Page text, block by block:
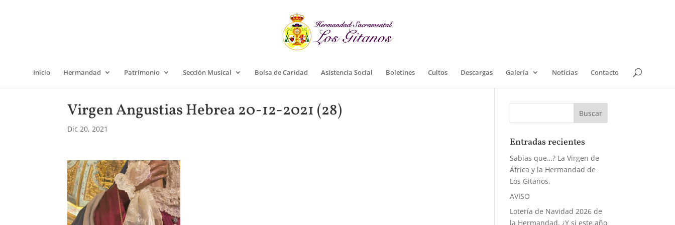
Inicio Hermandad Patrimonio Sección Musical Bolsa de Caridad Asistencia Social Boletines Cultos Descargas Galería Noticias Contacto
Virgen Angustias Hebrea 20-12-2021 (28)
Dic 20, 2021
Entradas recientes
Sabias que…? La Virgen de
África y la Hermandad de
Los Gitanos.
AVISO
Lotería de Navidad 2026 de
la Hermandad, ¿Y si este año